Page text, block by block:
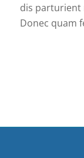
dis parturient
Donec quam